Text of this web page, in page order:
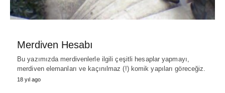
Merdiven Hesabı
Bu yazımızda merdivenlerle ilgili çeşitli hesaplar yapmayı,
merdiven elemanları ve kaçınılmaz (!) komik yapıları göreceğiz.
18 yıl ago